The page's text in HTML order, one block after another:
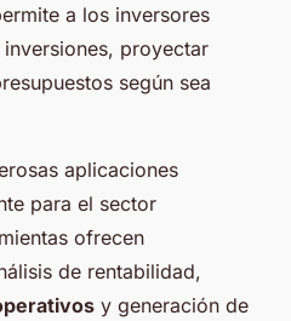
a los inversores
proyectar
según sea
aplicaciones
para el sector
ofrecen
de rentabilidad,
y generación de